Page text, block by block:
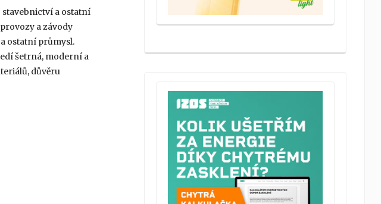
a ostatní
a závody
ostatní průmysl.
šetrná, moderní a
důvěru